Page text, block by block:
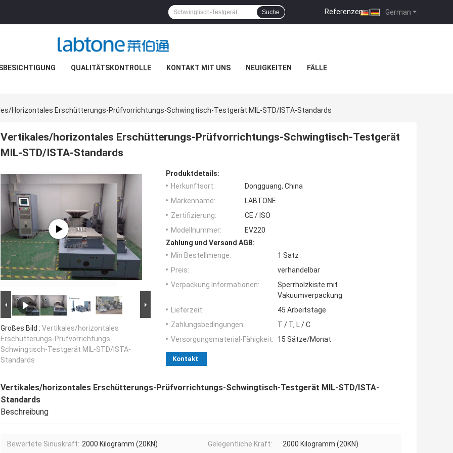
German
Referenzen |
Suche
QUALITÄTSKONTROLLE KONTAKT MIT UNS NEUIGKEITEN FÄLLE
horizontales Erschütterungs-Prüfvorrichtungs-Schwingtisch-Testgerät MIL-STD/ISTA-Standards
Vertikales/horizontales Erschütterungs-Prüfvorrichtungs-Schwingtisch-Testgerät
MIL-STD/ISTA-Standards
Großes Bild : Vertikales/horizontales
Erschütterungs-Prüfvorrichtungs-
Schwingtisch-Testgerät MIL-STD/ISTA-
Standards
Produktdetails:
Herkunftsort:
Dongguang, China
Markenname:
LABTONE
Zertifizierung:
CE / ISO
Modellnummer:
EV220
Zahlung und Versand AGB:
Min Bestellmenge:
1 Satz
Preis:
verhandelbar
Verpackung Informationen:
Sperrholzkiste mit
Vakuumverpackung
Lieferzeit:
45 Arbeitstage
Zahlungsbedingungen:
T / T, L / C
Versorgungsmaterial-Fähigkeit:
15 Sätze/Monat
Kontakt
Vertikales/horizontales Erschütterungs-Prüfvorrichtungs-Schwingtisch-Testgerät MIL-STD/ISTA-
Standards
Beschreibung
Bewertete Sinuskraft: 2000 Kilogramm (20KN) Gelegentliche Kraft: 2000 Kilogramm (20KN)